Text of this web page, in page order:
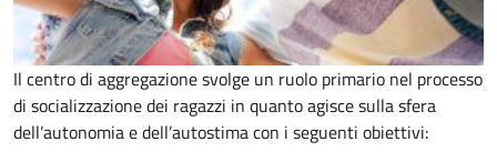
Il centro di aggregazione svolge un ruolo primario nel processo
di socializzazione dei ragazzi in quanto agisce sulla sfera
dell’autonomia e dell’autostima con i seguenti obiettivi: